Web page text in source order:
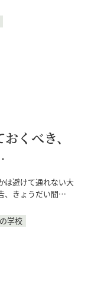
くべき、
は避けて通れない大
、きょうだい間…
学校